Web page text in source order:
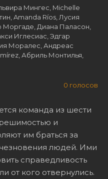
Мингес, Michelle
Amanda Ríos, Лусия
Моргаде, Диана Паласон,
Иглесиас, Эдгар
Моралес, Андреас
Абриль Монтилья,
0 голосов
команда из шести
и
им браться за
людей. Ими
справедливость
от кого отвернулись.